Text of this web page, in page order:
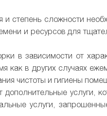
и степень сложности
и ресурсов для
в зависимости от
как в других случаях
чистоты и гигиены
услуги,
услуги,